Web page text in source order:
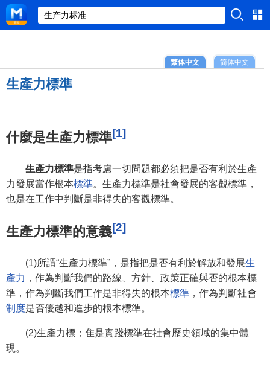
简体中文
繁体中文
生產力標準
什麼是生產力標準[1]
生產力標準是指考慮一切問題都必須把是否有利於生產
力發展當作根本標準。生產力標準是社會發展的客觀標準，
也是在工作中判斷是非得失的客觀標準。
生產力標準的意義[2]
(1)所謂“生產力標準”，是指把是否有利於解放和發展生
產力 ，作為判斷我們的路線、方針、政策正確與否的根本標
準，作為判斷我們工作是非得失的根本標準 ，作為判斷社會
制度是否優越和進步的根本標準。
(2)生產力標；隹是實踐標準在社會歷史領域的集中體
現。